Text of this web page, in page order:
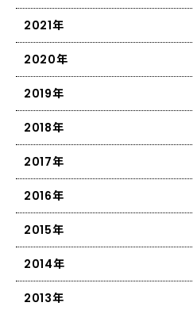
2021年
2020年
2019年
2018年
2017年
2016年
2015年
2014年
2013年